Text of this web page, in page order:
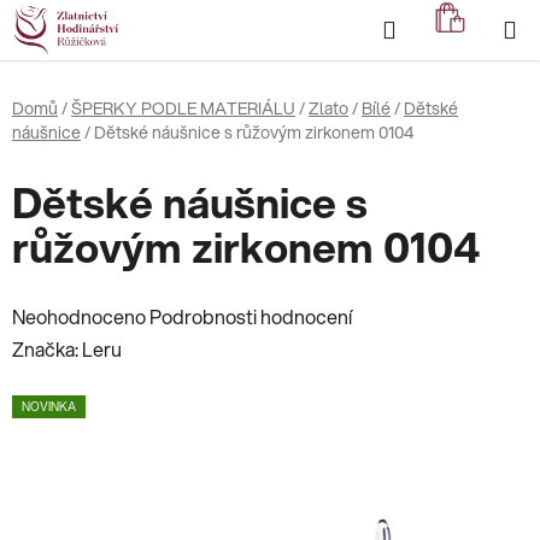
Přejít
na
obsah
Hledat
KOŠÍK
Domů /ŠPERKY PODLE MATERIÁLU /Zlato/ Bílé/ Dětské
náušnice/ Dětské náušnice s růžovým zirkonem 0104
Dětské náušnice s
růžovým zirkonem 0104
Průměrné
hodnocení
je
NeohodnocenoPodrobnosti hodnocení
Značka:Leru
NOVINKA